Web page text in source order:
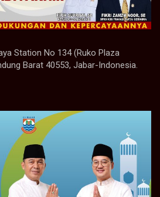
Station No 134 (Ruko Plaza
Barat 40553, Jabar-Indonesia.